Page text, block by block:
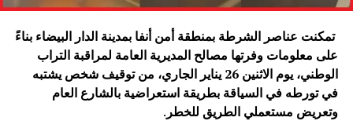
تمكنت عناصر الشرطة بمنطقة أمن أنفا بمدينة الدار البيضاء بناءً
على معلومات وفرتها مصالح المديرية العامة لمراقبة التراب
الوطني، يوم الاثنين 26 يناير الجاري، من توقيف شخص يشتبه
في تورطه في السياقة بطريقة استعراضية بالشارع العام
وتعريض مستعملي الطريق للخطر .